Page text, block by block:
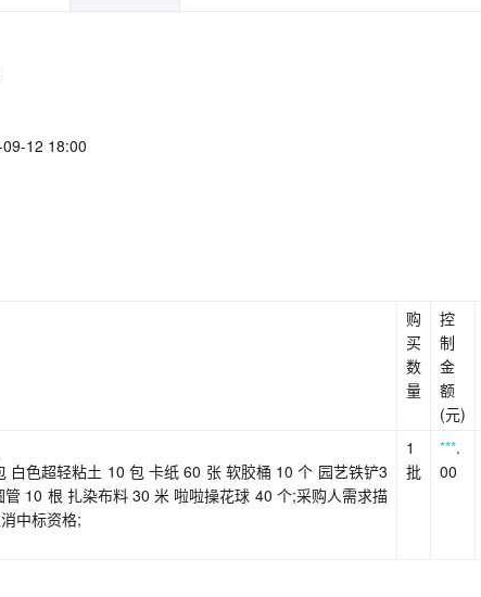
12 18:00
购
买
数
量
控
制
金
额
(元)
色超轻粘土 10 包 卡纸 60 张 软胶桶 10 个 园艺铁铲3
10 根 扎染布料 30 米 啦啦操花球 40 个;采购人需求描
中标资格;
1
批
***.
00